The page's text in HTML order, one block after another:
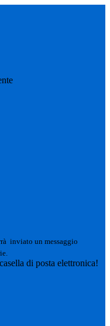
inviato un messaggio
di posta elettronica!